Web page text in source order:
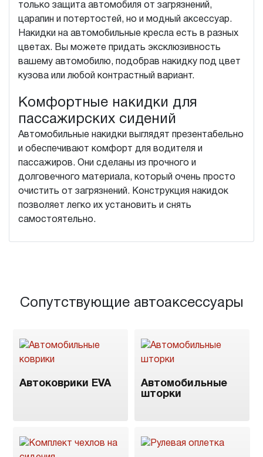
только защита автомобиля от загрязнений,
царапин и потертостей, но и модный аксессуар.
Накидки на автомобильные кресла есть в разных
цветах. Вы можете придать эксклюзивность
вашему автомобилю, подобрав накидку под цвет
кузова или любой контрастный вариант.
Комфортные накидки для
пассажирских сидений
Автомобильные накидки выглядят презентабельно
и обеспечивают комфорт для водителя и
пассажиров. Они сделаны из прочного и
долговечного материала, который очень просто
очистить от загрязнений. Конструкция накидок
позволяет легко их установить и снять
самостоятельно.
Сопутствующие автоаксессуары
Автоковрики EVA
Автомобильные
шторки